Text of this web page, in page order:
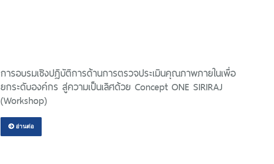
การอบรมเชิงปฏิบัติการด้านการตรวจประเมินคุณภาพภายในเพื่อ
ยกระดับองค์กร สู่ความเป็นเลิศด้วย Concept ONE SIRIRAJ
(Workshop)
อ่านต่อ